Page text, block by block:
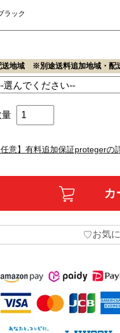
ラック
送地域 ※別途送料追加地域・配
量
意】有料追加保証protegerの
♡お気